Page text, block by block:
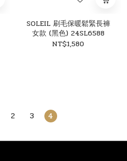
SOLEIL 刷毛保暖鬆緊長褲
女款 (黑色) 24SL6588
NT$1,580
2 3 4